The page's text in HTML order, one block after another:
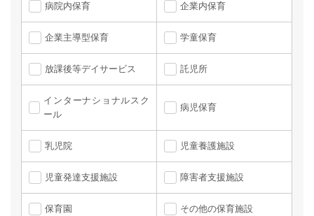
病院内保育 企業内保育
企業主導型保育 学童保育
放課後等デイサービス 託児所
インターナショナルスク
ール
病児保育
乳児院 児童養護施設
児童発達支援施設 障害者支援施設
保育園 その他の保育施設